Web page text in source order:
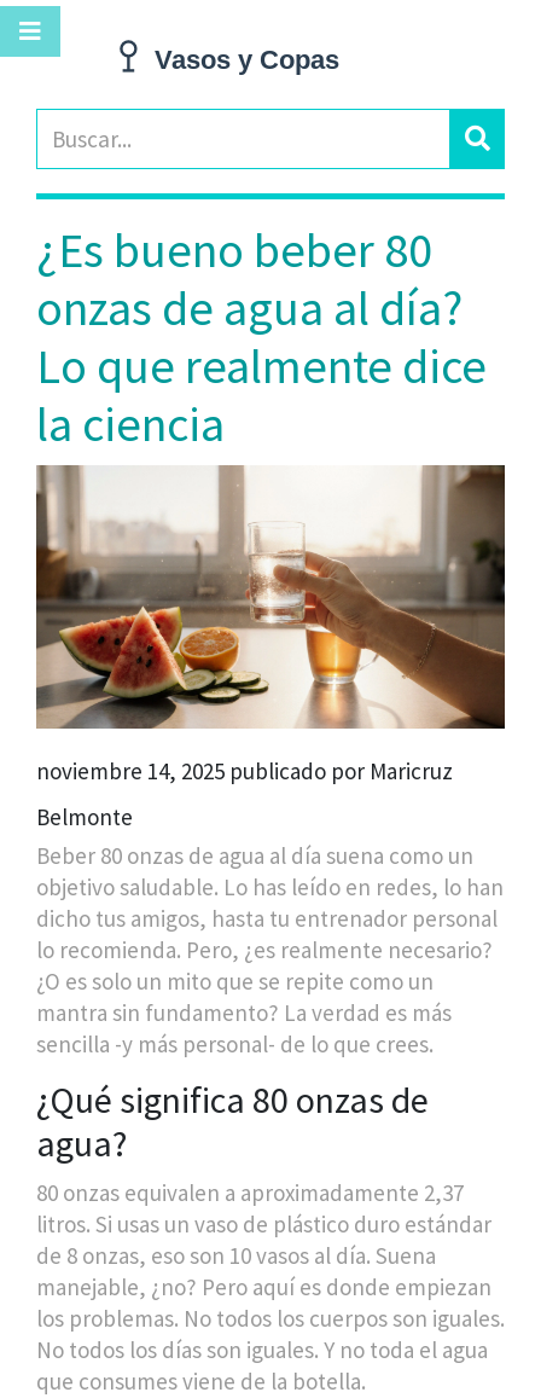
¿Es bueno beber 80
onzas de agua al día?
Lo que realmente dice
la ciencia
noviembre 14, 2025 publicado por Maricruz
Belmonte
Beber 80 onzas de agua al día suena como un
objetivo saludable. Lo has leído en redes, lo han
dicho tus amigos, hasta tu entrenador personal
lo recomienda. Pero, ¿es realmente necesario?
¿O es solo un mito que se repite como un
mantra sin fundamento? La verdad es más
sencilla -y más personal- de lo que crees.
¿Qué significa 80 onzas de
agua?
80 onzas equivalen a aproximadamente 2,37
litros. Si usas un vaso de plástico duro estándar
de 8 onzas, eso son 10 vasos al día. Suena
manejable, ¿no? Pero aquí es donde empiezan
los problemas. No todos los cuerpos son iguales.
No todos los días son iguales. Y no toda el agua
que consumes viene de la botella.